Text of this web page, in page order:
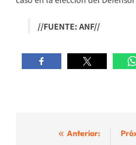
//FUENTE: ANF//
Navegación
Anterior: